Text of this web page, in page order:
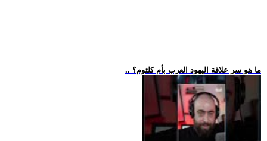
.. ما هو سر علاقة اليهود العرب بأم كلثوم؟